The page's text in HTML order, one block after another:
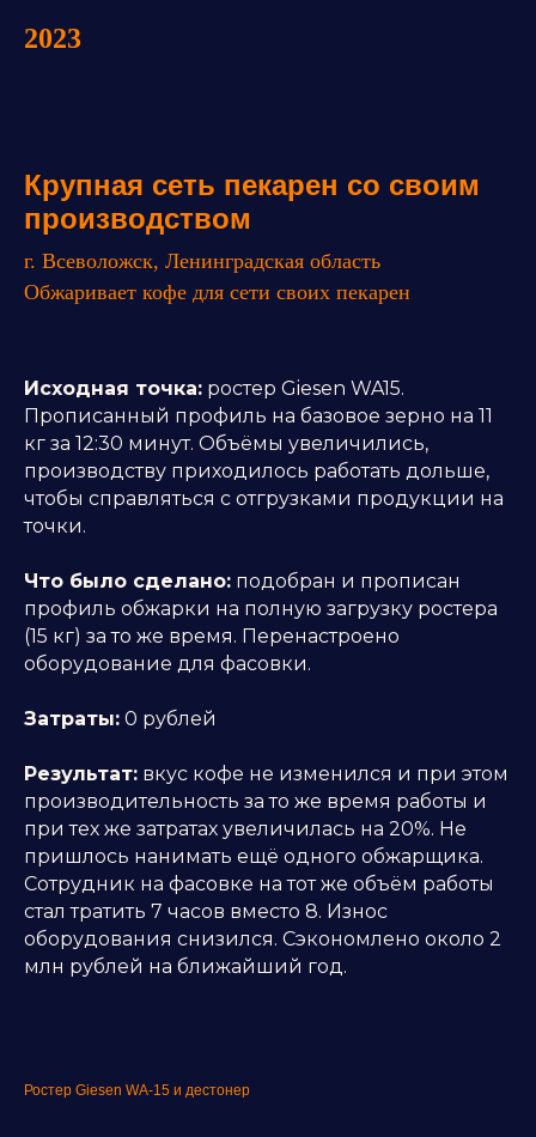
2023
Крупная сеть пекарен со своим
производством
г. Всеволожск, Ленинградская область
Обжаривает кофе для сети своих пекарен
Исходная точка: ростер Giesen WA15.
Прописанный профиль на базовое зерно на 11
кг за 12:30 минут. Объёмы увеличились,
производству приходилось работать дольше,
чтобы справляться с отгрузками продукции на
точки.
Что было сделано: подобран и прописан
профиль обжарки на полную загрузку ростера
(15 кг) за то же время. Перенастроено
оборудование для фасовки.
Затраты: 0 рублей
Результат: вкус кофе не изменился и при этом
производительность за то же время работы и
при тех же затратах увеличилась на 20%. Не
пришлось нанимать ещё одного обжарщика.
Сотрудник на фасовке на тот же объём работы
стал тратить 7 часов вместо 8. Износ
оборудования снизился. Сэкономлено около 2
млн рублей на ближайший год.
Ростер Giesen WА-15 и дестонер